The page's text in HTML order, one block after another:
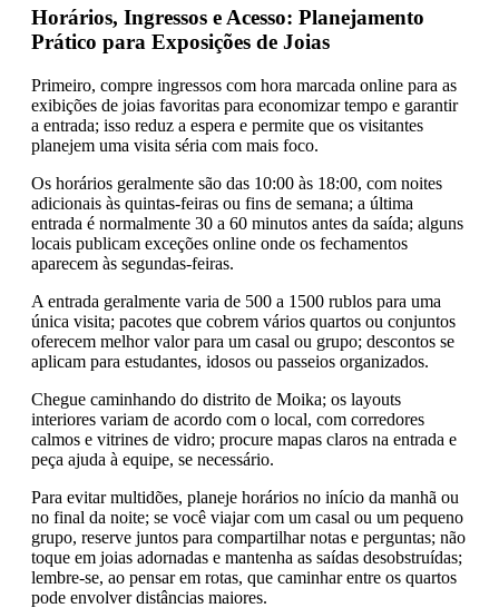
Horários, Ingressos e Acesso: Planejamento
Prático para Exposições de Joias
Primeiro, compre ingressos com hora marcada online para as
exibições de joias favoritas para economizar tempo e garantir
a entrada; isso reduz a espera e permite que os visitantes
planejem uma visita séria com mais foco.
Os horários geralmente são das 10:00 às 18:00, com noites
adicionais às quintas-feiras ou fins de semana; a última
entrada é normalmente 30 a 60 minutos antes da saída; alguns
locais publicam exceções online onde os fechamentos
aparecem às segundas-feiras.
A entrada geralmente varia de 500 a 1500 rublos para uma
única visita; pacotes que cobrem vários quartos ou conjuntos
oferecem melhor valor para um casal ou grupo; descontos se
aplicam para estudantes, idosos ou passeios organizados.
Chegue caminhando do distrito de Moika; os layouts
interiores variam de acordo com o local, com corredores
calmos e vitrines de vidro; procure mapas claros na entrada e
peça ajuda à equipe, se necessário.
Para evitar multidões, planeje horários no início da manhã ou
no final da noite; se você viajar com um casal ou um pequeno
grupo, reserve juntos para compartilhar notas e perguntas; não
toque em joias adornadas e mantenha as saídas desobstruídas;
lembre-se, ao pensar em rotas, que caminhar entre os quartos
pode envolver distâncias maiores.